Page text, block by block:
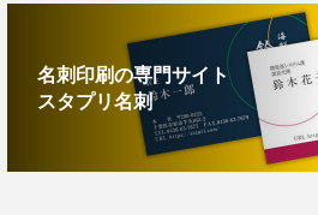
名刺印刷の専門サイト
スタプリ名刺